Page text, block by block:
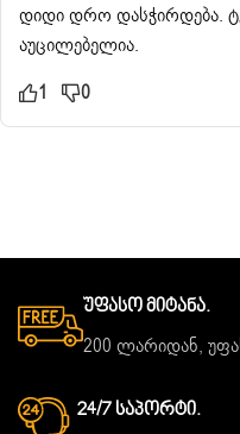
დიდი დრო დასჭირდება.
აუცილებელია.
1
0
Უფასო Მიტანა.
200 ლარიდან,
24/7 Საპორტი.